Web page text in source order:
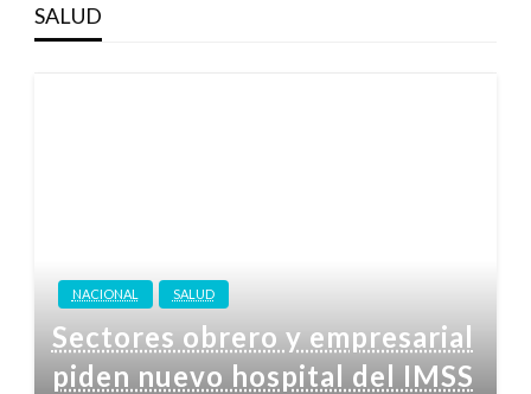
SALUD
NACIONAL SALUD
Sectores obrero y empresarial
piden nuevo hospital del IMSS